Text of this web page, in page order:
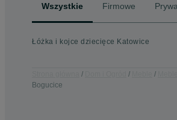
Wszystkie Firmowe
Łóżka i kojce dziecięce Katowice
Bogucice